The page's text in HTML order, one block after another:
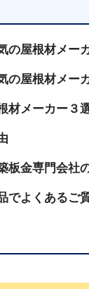
の屋根材メー
の屋根材メー
材メーカー３
板金専門会社
でよくあるご